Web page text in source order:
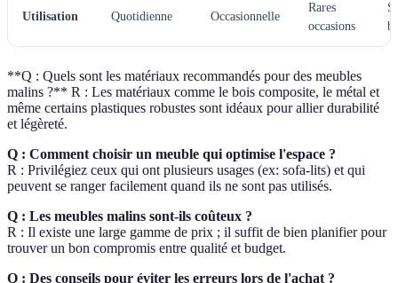
Utilisation Quotidienne Occasionnelle
Rares
occasions
**Q : Quels sont les matériaux recommandés pour des meubles
malins ?** R : Les matériaux comme le bois composite, le métal et
même certains plastiques robustes sont idéaux pour allier durabilité
et légèreté.
Q : Comment choisir un meuble qui optimise l'espace ?
R : Privilégiez ceux qui ont plusieurs usages (ex: sofa-lits) et qui
peuvent se ranger facilement quand ils ne sont pas utilisés.
Q : Les meubles malins sont-ils coûteux ?
R : Il existe une large gamme de prix ; il suffit de bien planifier pour
trouver un bon compromis entre qualité et budget.
Q : Des conseils pour éviter les erreurs lors de l'achat ?